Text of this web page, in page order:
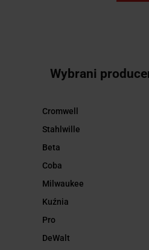
Wybrani
Cromwell
Stahlwille
Beta
Coba
Milwaukee
Kuźnia
Pro
DeWalt